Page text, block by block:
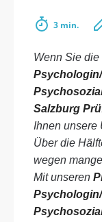
3 min.
Wenn Sie
Salzburg
Ihnen unsere
Über die
wegen
Mit unseren